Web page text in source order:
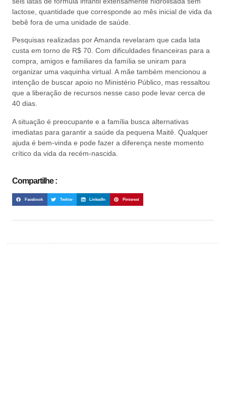
lactose, quantidade que corresponde ao mês inicial de vida da
bebê fora de uma unidade de saúde.
Pesquisas realizadas por Amanda revelaram que cada lata
custa em torno de R$ 70. Com dificuldades financeiras para a
compra, amigos e familiares da família se uniram para
organizar uma vaquinha virtual. A mãe também mencionou a
intenção de buscar apoio no Ministério Público, mas ressaltou
que a liberação de recursos nesse caso pode levar cerca de
40 dias.
A situação é preocupante e a família busca alternativas
imediatas para garantir a saúde da pequena Maitê. Qualquer
ajuda é bem-vinda e pode fazer a diferença neste momento
crítico da vida da recém-nascida.
Compartilhe :
Facebook Twitter LinkedIn Pinterest